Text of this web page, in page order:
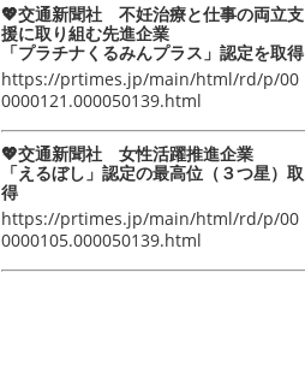
💖交通新聞社 不妊治療と仕事の両立支
援に取り組む先進企業
「プラチナくるみんプラス」認定を取得
https://prtimes.jp/main/html/rd/p/00
0000121.000050139.html
💖交通新聞社 女性活躍推進企業
「えるぼし」認定の最高位（３つ星）取
得
https://prtimes.jp/main/html/rd/p/00
0000105.000050139.html